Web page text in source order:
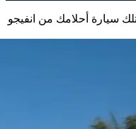
سيارة أحلامك من انفيجو